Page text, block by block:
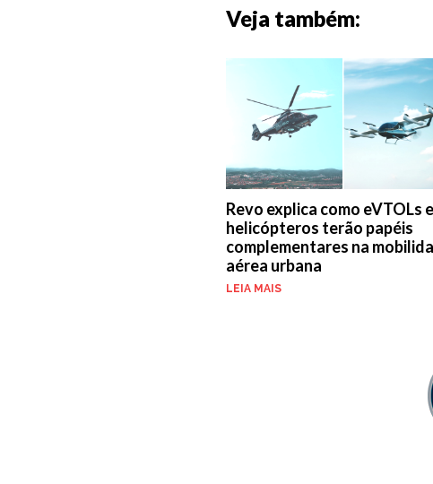
Veja também:
Revo explica como eVTOLs e
helicópteros terão papéis
complementares na
aérea urbana
LEIA MAIS